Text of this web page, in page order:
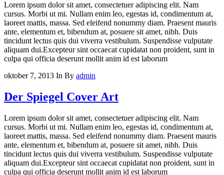
Lorem ipsum dolor sit amet, consectetuer adipiscing elit. Nam
cursus. Morbi ut mi. Nullam enim leo, egestas id, condimentum at,
laoreet mattis, massa. Sed eleifend nonummy diam. Praesent mauris
ante, elementum et, bibendum at, posuere sit amet, nibh. Duis
tincidunt lectus quis dui viverra vestibulum. Suspendisse vulputate
aliquam dui.Excepteur sint occaecat cupidatat non proident, sunt in
culpa qui officia deserunt mollit anim id est laborum
oktober 7, 2013 In By admin
Der Spiegel Cover Art
Lorem ipsum dolor sit amet, consectetuer adipiscing elit. Nam
cursus. Morbi ut mi. Nullam enim leo, egestas id, condimentum at,
laoreet mattis, massa. Sed eleifend nonummy diam. Praesent mauris
ante, elementum et, bibendum at, posuere sit amet, nibh. Duis
tincidunt lectus quis dui viverra vestibulum. Suspendisse vulputate
aliquam dui.Excepteur sint occaecat cupidatat non proident, sunt in
culpa qui officia deserunt mollit anim id est laborum